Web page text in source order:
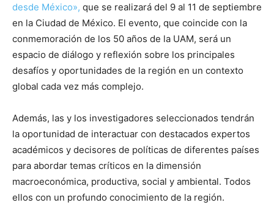
desde México», que se realizará del 9 al 11 de septiembre
en la Ciudad de México. El evento, que coincide con la
conmemoración de los 50 años de la UAM, será un
espacio de diálogo y reflexión sobre los principales
desafíos y oportunidades de la región en un contexto
global cada vez más complejo.
Además, las y los investigadores seleccionados tendrán
la oportunidad de interactuar con destacados expertos
académicos y decisores de políticas de diferentes países
para abordar temas críticos en la dimensión
macroeconómica, productiva, social y ambiental. Todos
ellos con un profundo conocimiento de la región.